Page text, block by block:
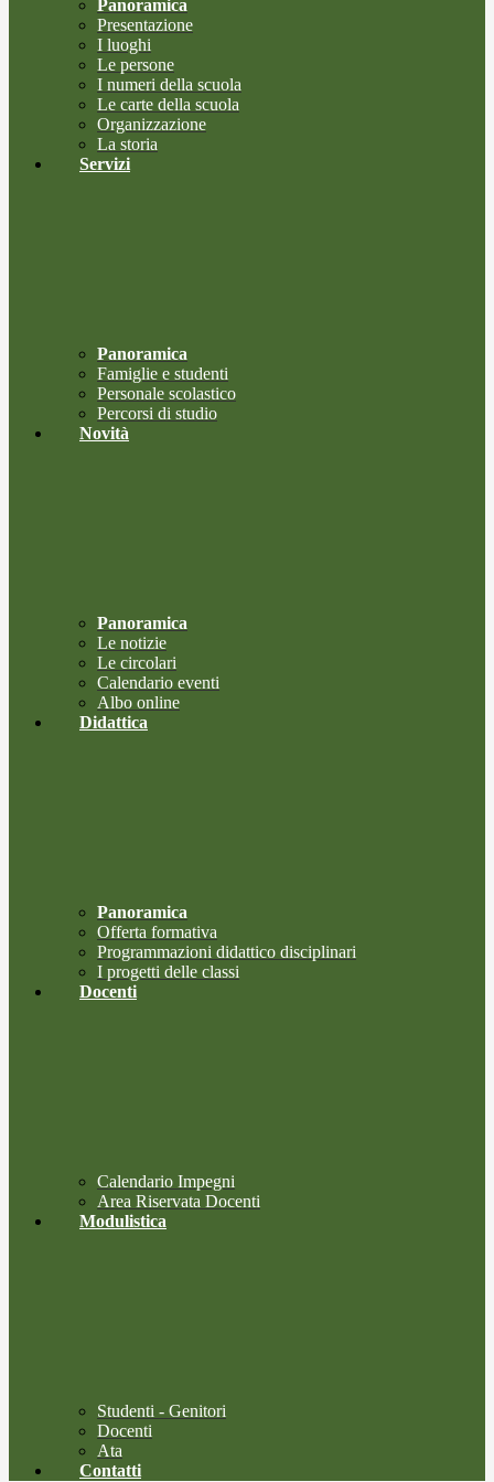
Panoramica
Presentazione
I luoghi
Le persone
I numeri della scuola
Le carte della scuola
Organizzazione
La storia
Servizi
Panoramica
Famiglie e studenti
Personale scolastico
Percorsi di studio
Novità
Panoramica
Le notizie
Le circolari
Calendario eventi
Albo online
Didattica
Panoramica
Offerta formativa
Programmazioni didattico disciplinari
I progetti delle classi
Docenti
Calendario Impegni
Area Riservata Docenti
Modulistica
Studenti - Genitori
Docenti
Ata
Contatti